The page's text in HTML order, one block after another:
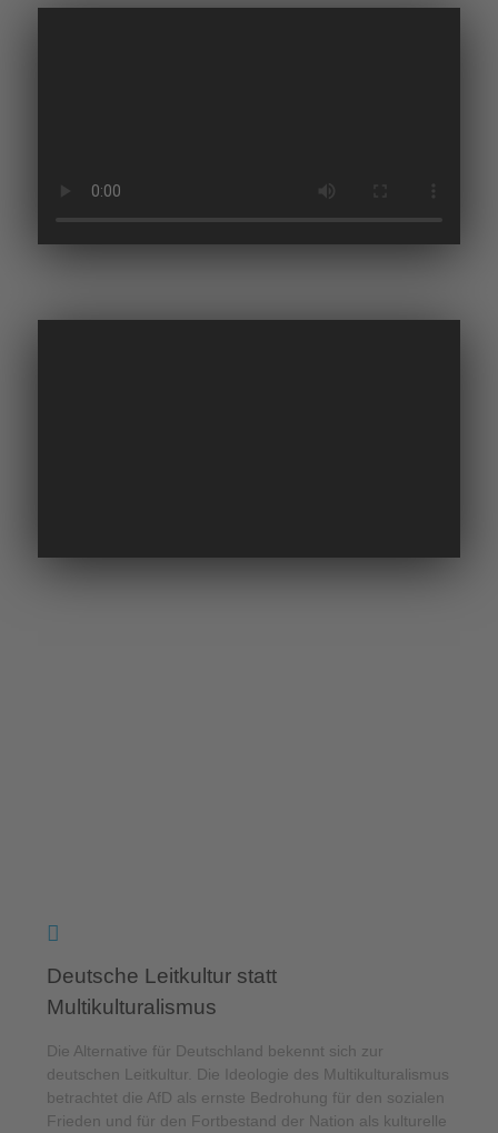
Deutsche Leitkultur statt
Multikulturalismus
Die Alternative für Deutschland bekennt sich zur
deutschen Leitkultur. Die Ideologie des Multikulturalismus
betrachtet die AfD als ernste Bedrohung für den sozialen
Frieden und für den Fortbestand der Nation als kulturelle